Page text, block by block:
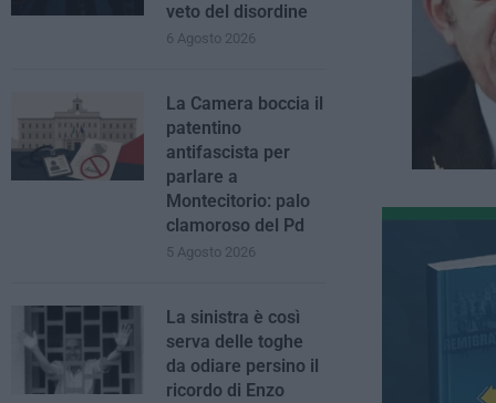
veto del disordine
6 Agosto 2026
La Camera boccia il
patentino
antifascista per
parlare a
Montecitorio: palo
clamoroso del Pd
5 Agosto 2026
La sinistra è così
serva delle toghe
da odiare persino il
ricordo di Enzo